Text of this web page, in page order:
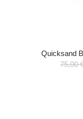
Quicksand
75,00